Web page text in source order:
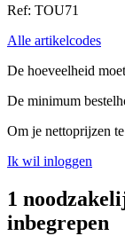
Ref: TOU71
Alle artikelcodes
De hoeveelheid
De minimum
Om je nettoprijzen
Ik wil inloggen
1
inbegrepen